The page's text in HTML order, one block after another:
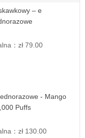
– e
：zł 79.00
- Mango
Puffs
：zł 130.00